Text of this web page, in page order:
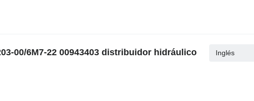
00/6M7-22 00943403 distribuidor hidráulico Inglés